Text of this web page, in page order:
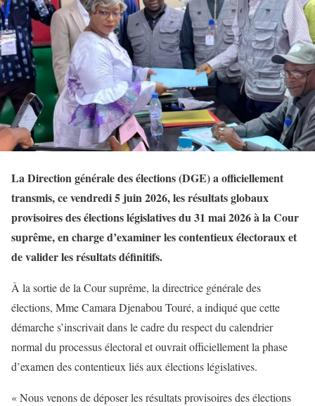
La Direction générale des élections (DGE) a officiellement
transmis, ce vendredi 5 juin 2026, les résultats globaux
provisoires des élections législatives du 31 mai 2026 à la Cour
suprême, en charge d’examiner les contentieux électoraux et
de valider les résultats définitifs.
À la sortie de la Cour suprême, la directrice générale des
élections, Mme Camara Djenabou Touré, a indiqué que cette
démarche s’inscrivait dans le cadre du respect du calendrier
normal du processus électoral et ouvrait officiellement la phase
d’examen des contentieux liés aux élections législatives.
« Nous venons de déposer les résultats provisoires des élections